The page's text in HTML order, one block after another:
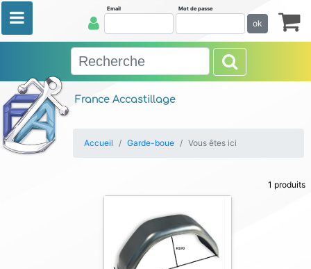
France Accastillage
Email Mot de passe
ok
Accueil Garde-boue Vous êtes ici
1 produits